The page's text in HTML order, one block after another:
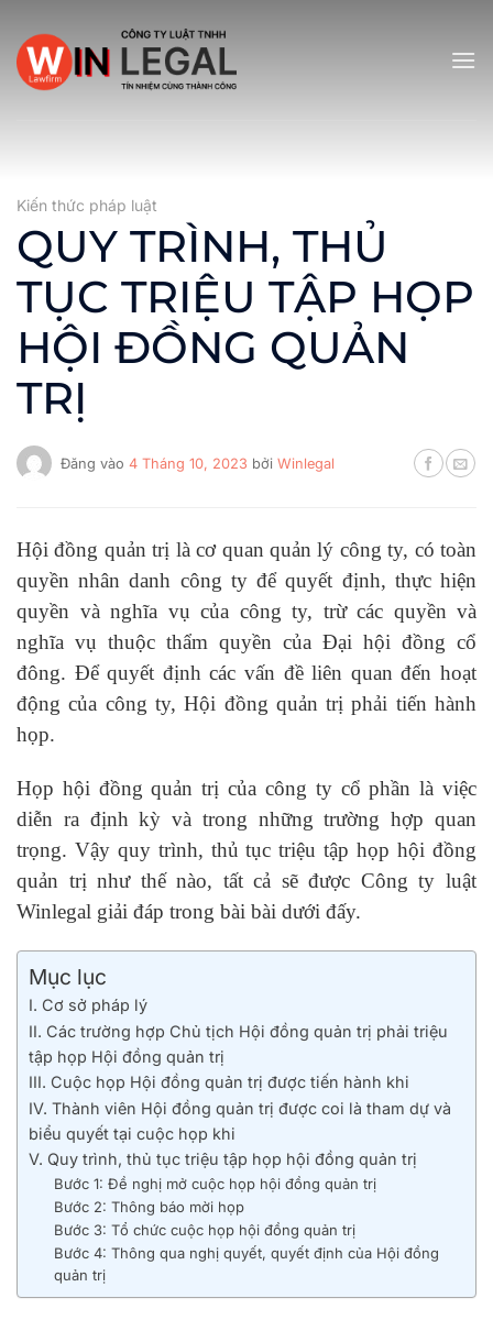
qua
nội
dung
Kiến thức pháp luật
QUY TRÌNH, THỦ
TỤC TRIỆU TẬP HỌP
HỘI ĐỒNG QUẢN
TRỊ
Đăng vào 4 Tháng 10, 2023 bởi Winlegal
Hội đồng quản trị là cơ quan quản lý công ty, có toàn
quyền nhân danh công ty để quyết định, thực hiện
quyền và nghĩa vụ của công ty, trừ các quyền và
nghĩa vụ thuộc thẩm quyền của Đại hội đồng cổ
đông. Để quyết định các vấn đề liên quan đến hoạt
động của công ty, Hội đồng quản trị phải tiến hành
họp.
Họp hội đồng quản trị của công ty cổ phần là việc
diễn ra định kỳ và trong những trường hợp quan
trọng. Vậy quy trình, thủ tục triệu tập họp hội đồng
quản trị như thế nào, tất cả sẽ được Công ty luật
Winlegal giải đáp trong bài bài dưới đấy.
Mục lục
I. Cơ sở pháp lý
II. Các trường hợp Chủ tịch Hội đồng quản trị phải triệu
tập họp Hội đồng quản trị
III. Cuộc họp Hội đồng quản trị được tiến hành khi
IV. Thành viên Hội đồng quản trị được coi là tham dự và
biểu quyết tại cuộc họp khi
V. Quy trình, thủ tục triệu tập họp hội đồng quản trị
Bước 1: Đề nghị mở cuộc họp hội đồng quản trị
Bước 2: Thông báo mời họp
Bước 3: Tổ chức cuộc họp hội đồng quản trị
Bước 4: Thông qua nghị quyết, quyết định của Hội đồng
quản trị